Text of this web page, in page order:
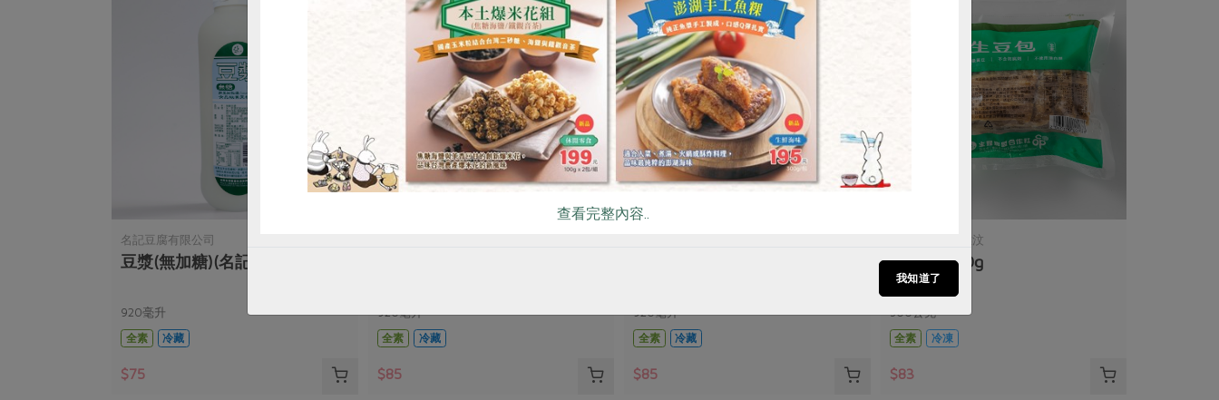
名記豆腐有限公司
豆漿(無加糖)(名記)-920ml/瓶
920毫升
全素
冷藏
$75
920毫升
全素
冷藏
$85
920毫升
全素
冷藏
$85
名記食品行黃雅汶
生豆包-300g
300公克
全素
冷凍
$83
查看完整內容..
我知道了